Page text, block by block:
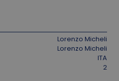
Lorenzo Micheli
Lorenzo Micheli
ITA
2